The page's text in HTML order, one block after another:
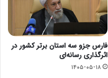
فارس جزو سه استان برتر کشور در
اثرگذاری رسانه‌ای
۱۴۰۵-۰۵-۱۸